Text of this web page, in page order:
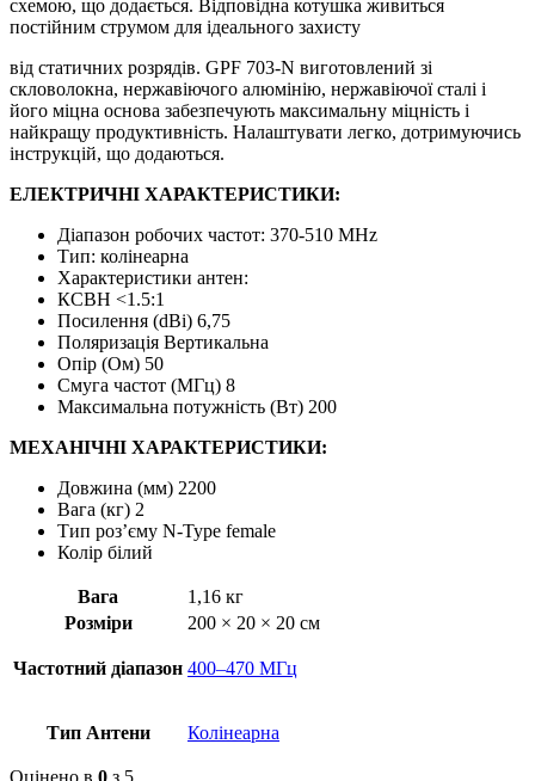
схемою, що додається. Відповідна котушка живиться
постійним струмом для ідеального захисту
від статичних розрядів. GPF 703-N виготовлений зі
скловолокна, нержавіючого алюмінію, нержавіючої сталі і
його міцна основа забезпечують максимальну міцність і
найкращу продуктивність. Налаштувати легко, дотримуючись
інструкцій, що додаються.
ЕЛЕКТРИЧНІ ХАРАКТЕРИСТИКИ:
Діапазон робочих частот: 370-510 МНz
Тип: колінеарна
Характеристики антен:
КСВН <1.5:1
Посилення (dBі) 6,75
Поляризація Вертикальна
Опір (Ом) 50
Смуга частот (МГц) 8
Максимальна потужність (Вт) 200
МЕХАНІЧНІ ХАРАКТЕРИСТИКИ:
Довжина (мм) 2200
Вага (кг) 2
Тип роз’єму N-Type female
Колір білий
Вага
1,16 кг
Розміри
200 × 20 × 20 см
Частотний діапазон 400–470 МГц
Тип Антени Колінеарна
Оцінено в 0 з 5